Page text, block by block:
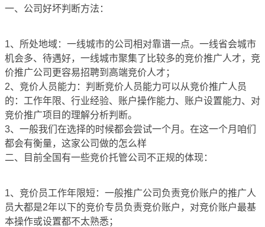
一、公司好坏判断方法：
1、所处地域：一线城市的公司相对靠谱一点。一线省会城市
机会多、待遇好，一线城市聚集了比较多的竞价推广人才，竞
价推广公司更容易招聘到高端竞价人才；
2、竞价人员能力：判断竞价人员能力可以从竞价推广人员
的：工作年限、行业经验、账户操作能力、账户设置能力、对
竞价推广项目的理解分析判断。
3、一般我们在选择的时候都会尝试一个月。在这一个月咱们
都会有衡量，这家公司做的怎么样
二、目前全国有一些竞价托管公司不正规的体现：
1、竞价员工作年限短：一般推广公司负责竞价账户的推广人
员大都是2年以下的竞价专员负责竞价账户，对竞价账户最基
本操作或设置都不太熟悉；